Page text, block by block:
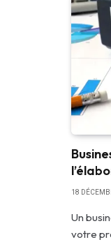
18
Un
votre